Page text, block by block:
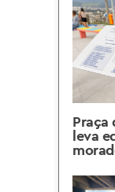
Praça
leva